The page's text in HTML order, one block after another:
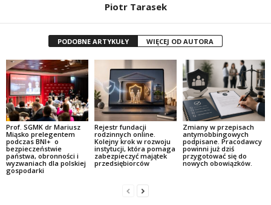
Piotr Tarasek
PODOBNE ARTYKUŁY WIĘCEJ OD AUTORA
Prof. SGMK dr Mariusz
Miąsko prelegentem
podczas BNI+ o
bezpieczeństwie
państwa, obronności i
wyzwaniach dla polskiej
gospodarki
Rejestr fundacji
rodzinnych online.
Kolejny krok w rozwoju
instytucji, która pomaga
zabezpieczyć majątek
przedsiębiorców
Zmiany w przepisach
antymobbingowych
podpisane. Pracodawcy
powinni już dziś
przygotować się do
nowych obowiązków.